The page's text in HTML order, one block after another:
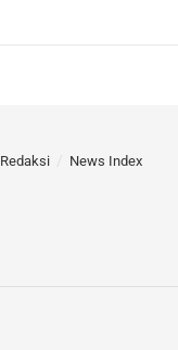
Redaksi News Index